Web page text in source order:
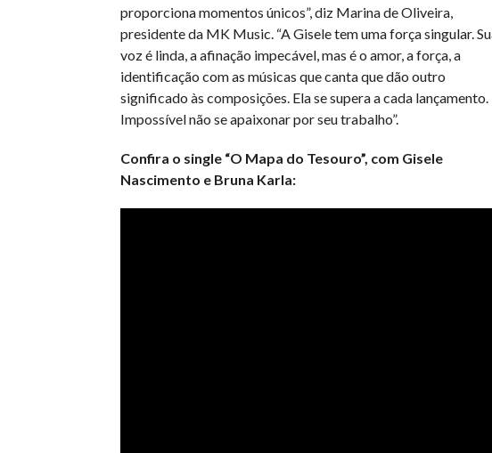
proporciona momentos únicos”, diz Marina de Oliveira,
presidente da MK Music. “A Gisele tem uma força singular.
voz é linda, a afinação impecável, mas é o amor, a força, a
identificação com as músicas que canta que dão outro
significado às composições. Ela se supera a cada lançamento.
Impossível não se apaixonar por seu trabalho”.
Confira o single “O Mapa do Tesouro”, com Gisele
Nascimento e Bruna Karla: